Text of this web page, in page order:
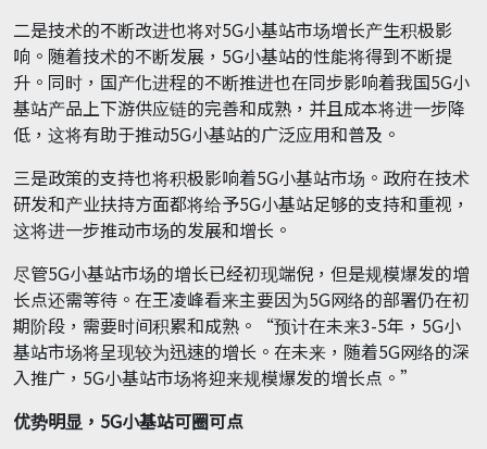
二是技术的不断改进也将对5G小基站市场增长产生积极影
响。随着技术的不断发展，5G小基站的性能将得到不断提
升。同时，国产化进程的不断推进也在同步影响着我国5G小
基站产品上下游供应链的完善和成熟，并且成本将进一步降
低，这将有助于推动5G小基站的广泛应用和普及。
三是政策的支持也将积极影响着5G小基站市场。政府在技术
研发和产业扶持方面都将给予5G小基站足够的支持和重视，
这将进一步推动市场的发展和增长。
尽管5G小基站市场的增长已经初现端倪，但是规模爆发的增
长点还需等待。在王凌峰看来主要因为5G网络的部署仍在初
期阶段，需要时间积累和成熟。“预计在未来3-5年，5G小
基站市场将呈现较为迅速的增长。在未来，随着5G网络的深
入推广，5G小基站市场将迎来规模爆发的增长点。”
优势明显，5G小基站可圈可点